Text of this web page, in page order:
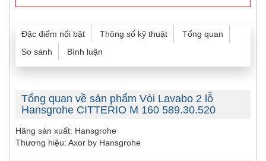
Đặc điểm nổi bật Thông số kỹ thuật
Tổng quan
So sánh
Bình luận
Tổng quan về sản phẩm Vòi Lavabo 2 lỗ
Hansgrohe CITTERIO M 160 589.30.520
Hãng sản xuất: Hansgrohe
Thương hiệu: Axor by Hansgrohe